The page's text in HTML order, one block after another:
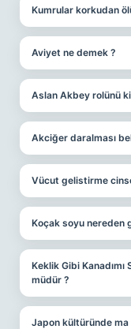
Kumrular korkudan
Aviyet ne demek ?
Aslan Akbey rolünü
Akciğer daralması
Vücut gelistirme
Koçak soyu nereden
Keklik Gibi
müdür ?
Japon kültüründe ma